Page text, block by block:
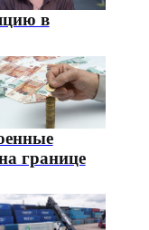
в
границе